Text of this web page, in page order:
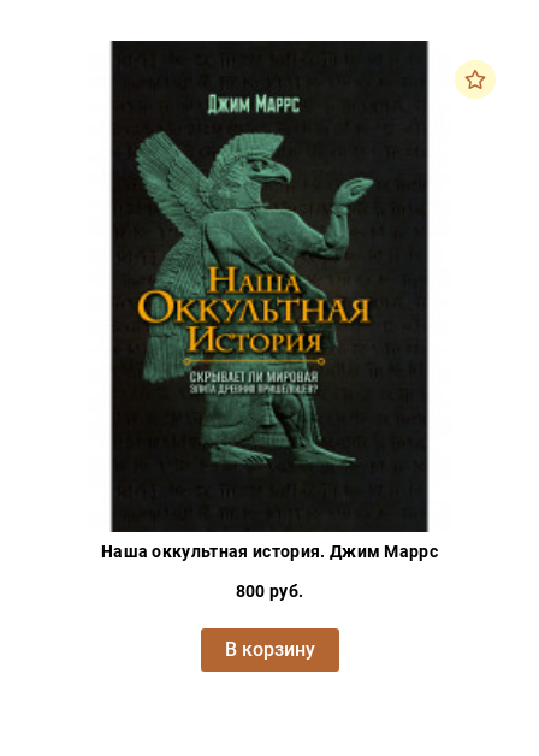
Наша оккультная история. Джим Маррс
800 руб.
В корзину